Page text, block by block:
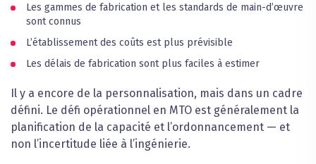
Les gammes de fabrication et les standards de main-d’œuvre
sont connus
L’établissement des coûts est plus prévisible
Les délais de fabrication sont plus faciles à estimer
Il y a encore de la personnalisation, mais dans un cadre
défini. Le défi opérationnel en MTO est généralement la
planification de la capacité et l’ordonnancement — et
non l’incertitude liée à l’ingénierie.